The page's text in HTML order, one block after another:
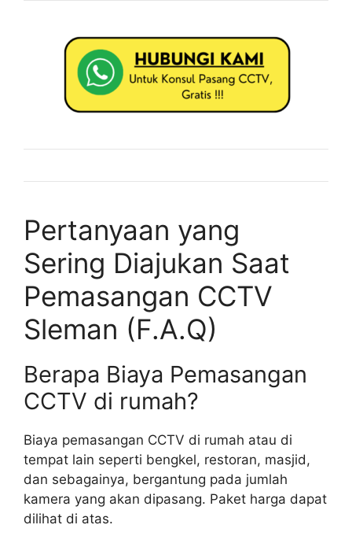
Pertanyaan yang
Sering Diajukan Saat
Pemasangan CCTV
Sleman (F.A.Q)
Berapa Biaya Pemasangan
CCTV di rumah?
Biaya pemasangan CCTV di rumah atau di
tempat lain seperti bengkel, restoran, masjid,
dan sebagainya, bergantung pada jumlah
kamera yang akan dipasang. Paket harga dapat
dilihat di atas.